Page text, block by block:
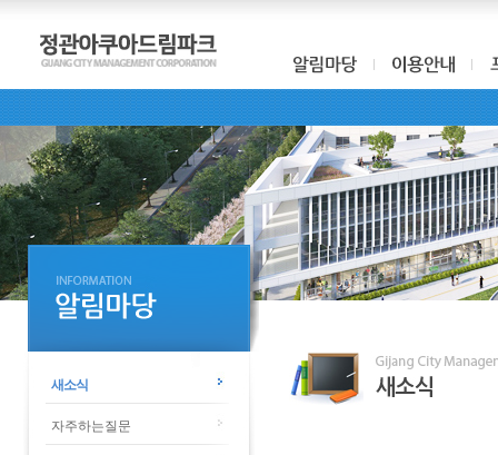
새소식
자주하는질문